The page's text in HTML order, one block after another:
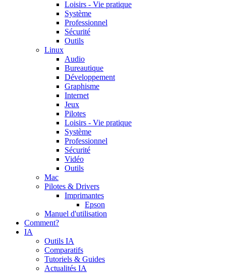
Loisirs - Vie pratique
Système
Professionnel
Sécurité
Outils
Linux
Audio
Bureautique
Développement
Graphisme
Internet
Jeux
Pilotes
Loisirs - Vie pratique
Système
Professionnel
Sécurité
Vidéo
Outils
Mac
Pilotes & Drivers
Imprimantes
Epson
Manuel d'utilisation
Comment?
IA
Outils IA
Comparatifs
Tutoriels & Guides
Actualités IA